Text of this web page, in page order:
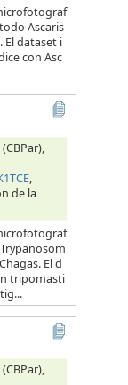
Ascaris
El dataset i
con Asc
,
de la
El d
tripomasti